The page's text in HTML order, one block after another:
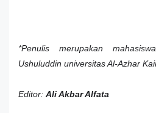
*Penulis merupakan
Ushuluddin universitas Al-Azhar
Editor: Ali Akbar Alfata